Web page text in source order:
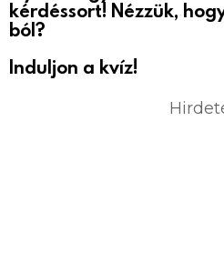
kérdéssort! Nézzük,
ból?
Induljon a kvíz!